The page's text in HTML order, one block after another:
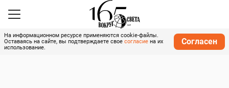
На информационном ресурсе применяются cookie-файлы.
Оставаясь на сайте, вы подтверждаете свое согласие на их
использование.
Согласен